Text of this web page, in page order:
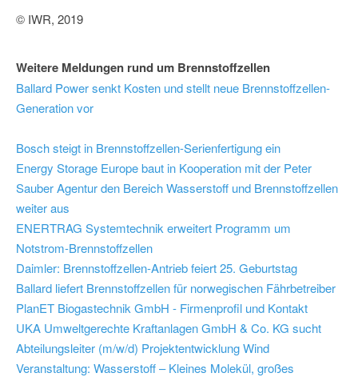
© IWR, 2019
Weitere Meldungen rund um Brennstoffzellen
Ballard Power senkt Kosten und stellt neue Brennstoffzellen-
Generation vor
Bosch steigt in Brennstoffzellen-Serienfertigung ein
Energy Storage Europe baut in Kooperation mit der Peter
Sauber Agentur den Bereich Wasserstoff und Brennstoffzellen
weiter aus
ENERTRAG Systemtechnik erweitert Programm um
Notstrom-Brennstoffzellen
Daimler: Brennstoffzellen-Antrieb feiert 25. Geburtstag
Ballard liefert Brennstoffzellen für norwegischen Fährbetreiber
PlanET Biogastechnik GmbH - Firmenprofil und Kontakt
UKA Umweltgerechte Kraftanlagen GmbH & Co. KG sucht
Abteilungsleiter (m/w/d) Projektentwicklung Wind
Veranstaltung: Wasserstoff – Kleines Molekül, großes